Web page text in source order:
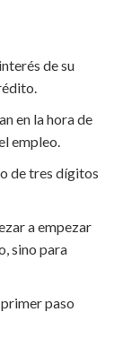
de su
en la hora de
empleo.
de tres dígitos
a empezar
sino para
paso